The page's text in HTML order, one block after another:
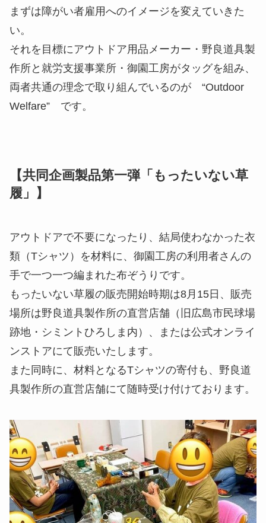
まずは障がい者雇用へのイメージを変えていきた
い。
それを目標にアウトドア用品メーカー・野良道具製
作所と就労支援事業所・御園工房がタッグを組み、
両者共通の理念で取り組んでいるのが “Outdoor
Welfare” です。
【共同企画製品第一弾「もったいない草
履」】
アウトドアで不要になったり、結局使わなかった衣
類（Tシャツ）を材料に、御園工房の利用者さんの
手で一つ一つ編まれた布ぞうりです。
もったいない草履の販売開始時期は8月15日、販売
場所は野良道具製作所の直営店舗（旧広島市民球場
跡地・シミントひろしま内）、または公式オンライ
ンストアにて販売いたします。
また同時に、材料となるTシャツの寄付も、野良道
具製作所の直営店舗にて随時受け付けております。